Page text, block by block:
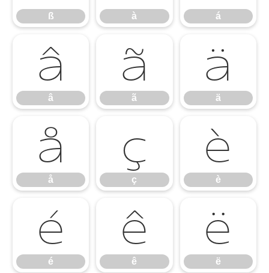
ß à á
â
â
ã
ã
ä
ä
å
å
ç
ç
è
è
é
é
ê
ê
ë
ë